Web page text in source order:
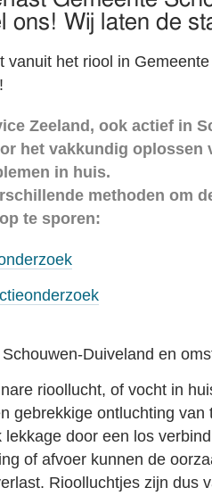
ons! Wij laten de
vanuit het riool in
Zeeland, ook actief in
het vakkundig oplossen
in huis.
methoden om
te sporen:
Schouwen-Duiveland en
rioollucht, of vocht in
gebrekkige ontluchting van
lekkage door een los
of afvoer kunnen de
Rioolluchtjes zijn dus